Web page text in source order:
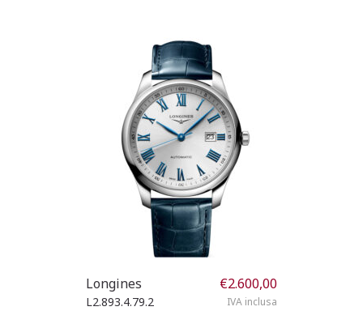
Longines
L2.893.4.79.2
€2.600,00
IVA inclusa